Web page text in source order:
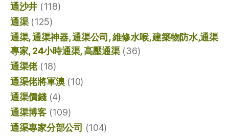
通沙井 (118)
通渠(125)
通渠, 通渠神器, 通渠公司, 維修水喉, 建築物防水,通渠
專家, 24小時通渠, 高壓通渠(36)
通渠佬(18)
通渠佬將軍澳(10)
通渠價錢(4)
通渠博客(109)
通渠專家分部公司 (104)